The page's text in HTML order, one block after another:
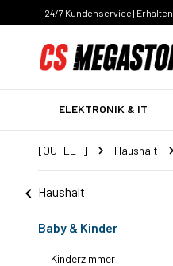
24/7 Kundenservice |
ELEKTRONIK & IT
[OUTLET] Haushalt
Haushalt
Baby & Kinder
Kinderzimmer